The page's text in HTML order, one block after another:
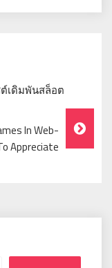
เดิมพันสล็อต
In Web-
Appreciate